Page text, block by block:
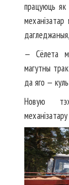
працуюць
— Сёлета
магутны
да яго —
Новую